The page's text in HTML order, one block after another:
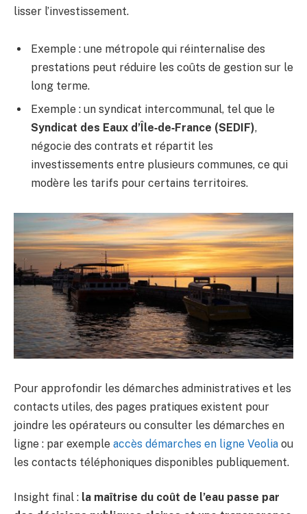
lisser l’investissement.
Exemple : une métropole qui réinternalise des
prestations peut réduire les coûts de gestion sur le
long terme.
Exemple : un syndicat intercommunal, tel que le
Syndicat des Eaux d’Île‑de‑France (SEDIF),
négocie des contrats et répartit les
investissements entre plusieurs communes, ce qui
modère les tarifs pour certains territoires.
Pour approfondir les démarches administratives et les
contacts utiles, des pages pratiques existent pour
joindre les opérateurs ou consulter les démarches en
ligne : par exemple accès démarches en ligne Veolia ou
les contacts téléphoniques disponibles publiquement.
Insight final : la maîtrise du coût de l’eau passe par